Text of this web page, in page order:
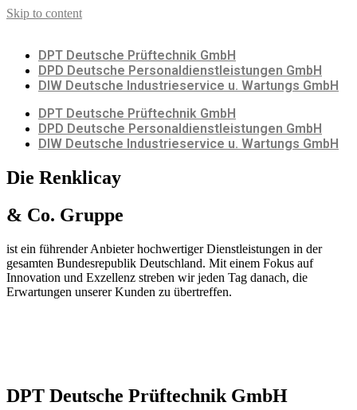
Skip to content
DPT Deutsche Prüftechnik GmbH
DPD Deutsche Personaldienstleistungen GmbH
DIW Deutsche Industrieservice u. Wartungs GmbH
DPT Deutsche Prüftechnik GmbH
DPD Deutsche Personaldienstleistungen GmbH
DIW Deutsche Industrieservice u. Wartungs GmbH
Die Renklicay
& Co. Gruppe
ist ein führender Anbieter hochwertiger Dienstleistungen in der
gesamten Bundesrepublik Deutschland. Mit einem Fokus auf
Innovation und Exzellenz streben wir jeden Tag danach, die
Erwartungen unserer Kunden zu übertreffen.
DPT Deutsche Prüftechnik GmbH